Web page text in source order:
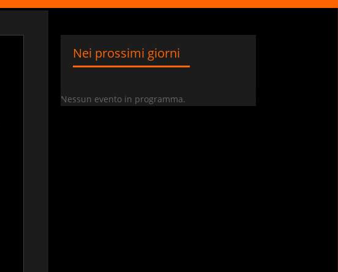
Nei prossimi giorni
Nessun evento in programma.